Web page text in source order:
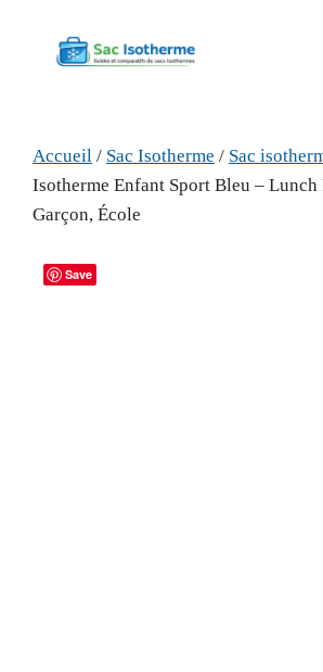
contenu
Accueil / Sac Isotherme / Sac
Isotherme Enfant Sport Bleu – Lunch
Garçon, École
Save